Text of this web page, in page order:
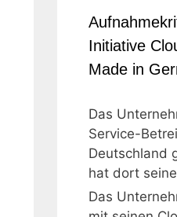
Initiative
Made in
Das
Service-
Deutschland
hat dort
Das